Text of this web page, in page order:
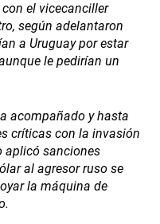
el vicecanciller
según adelantaron
a Uruguay por estar
le pedirían un
acompañado y hasta
críticas con la invasión
aplicó sanciones
al agresor ruso se
la máquina de